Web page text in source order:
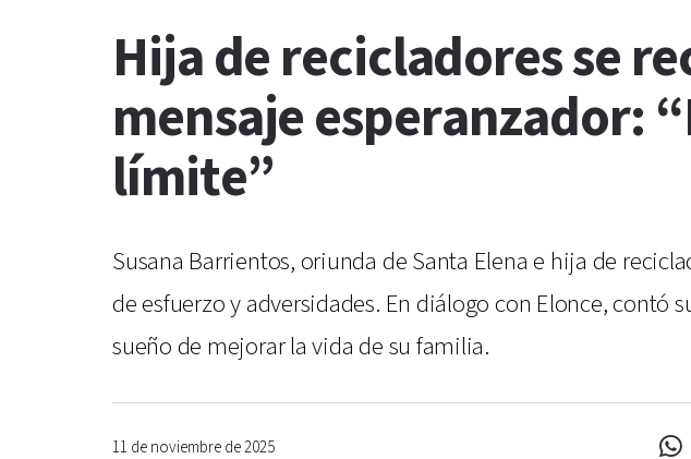
Hija de recicladores se
mensaje esperanzador:
límite”
Susana Barrientos, oriunda de Santa Elena e hija de
de esfuerzo y adversidades. En diálogo con Elonce,
sueño de mejorar la vida de su familia.
11 de noviembre de 2025